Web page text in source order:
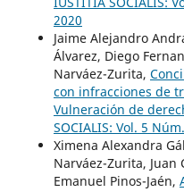
2020
Jaime Alejandro
Álvarez, Diego
Narváez-Zurita,
con infracciones de
Vulneración de
SOCIALIS: Vol. 5
Ximena Alexandra
Narváez-Zurita, Juan
Emanuel Pinos-Jaén,